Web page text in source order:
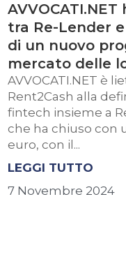
tra Re-Lender
di un nuovo
mercato delle
AVVOCATI.NET è
Rent2Cash alla
fintech insieme a
che ha chiuso con
euro, con il...
LEGGI TUTTO
7 Novembre 2024